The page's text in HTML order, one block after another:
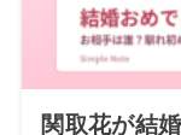
関取花が結